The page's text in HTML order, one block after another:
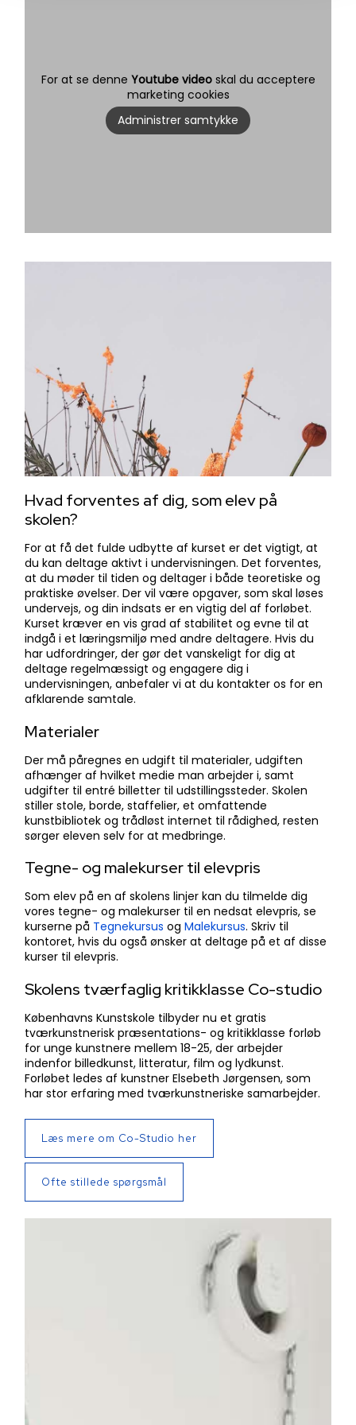
For at se denne Youtube videoskal du acceptere
marketing cookies
Administrer samtykke
Hvad forventes af dig, som elev på
skolen?
For at få det fulde udbytte af kurset er det vigtigt, at
du kan deltage aktivt i undervisningen. Det forventes,
at du møder til tiden og deltager i både teoretiske og
praktiske øvelser. Der vil være opgaver, som skal løses
undervejs, og din indsats er en vigtig del af forløbet.
Kurset kræver en vis grad af stabilitet og evne til at
indgå i et læringsmiljø med andre deltagere. Hvis du
har udfordringer, der gør det vanskeligt for dig at
deltage regelmæssigt og engagere dig i
undervisningen, anbefaler vi at du kontakter os for en
afklarende samtale.​
Materialer
Der må påregnes en udgift til materialer, udgiften
afhænger af hvilket medie man arbejder i, samt
udgifter til entré billetter til udstillingssteder. Skolen
stiller stole, borde, staffelier, et omfattende
kunstbibliotek og trådløst internet til rådighed, resten
sørger eleven selv for at medbringe.
Tegne- og malekurser til elevpris
Som elev på en af skolens linjer kan du tilmelde dig
vores tegne- og malekurser til en nedsat elevpris, se
kurserne på Tegnekursus ogMalekursus. Skriv til
kontoret, hvis du også ønsker at deltage på et af disse
kurser til elevpris.
Skolens tværfaglig kritikklasse Co-studio
​Københavns Kunstskole ​tilbyder nu et gratis
tværkunstnerisk præsentations- og kritikklasse forløb
for unge kunstnere mellem 18-25, der arbejder
indenfor billedkunst, litteratur, film og lydkunst.
Forløbet ledes af kunstner Elsebeth Jørgensen, som
har stor erfaring med tværkunstneriske samarbejder.
Læs mere om Co-Studio her
Ofte stillede spørgsmål